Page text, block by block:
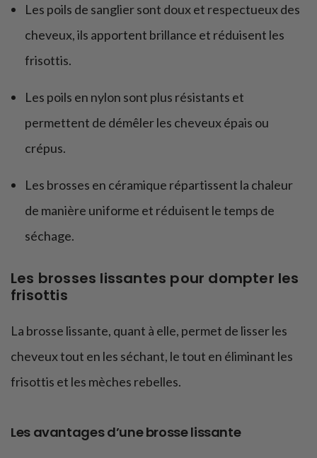
Les poils de sanglier sont doux et respectueux des
cheveux, ils apportent brillance et réduisent les
frisottis.
Les poils en nylon sont plus résistants et
permettent de démêler les cheveux épais ou
crépus.
Les brosses en céramique répartissent la chaleur
de manière uniforme et réduisent le temps de
séchage.
Les brosses lissantes pour dompter les
frisottis
La brosse lissante, quant à elle, permet de lisser les
cheveux tout en les séchant, le tout en éliminant les
frisottis et les mèches rebelles.
Les avantages d’une brosse lissante